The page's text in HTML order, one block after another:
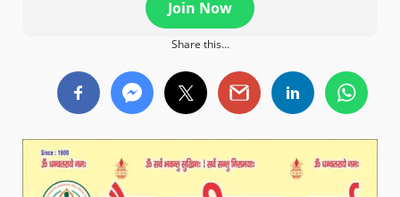
Join Now
Share this...